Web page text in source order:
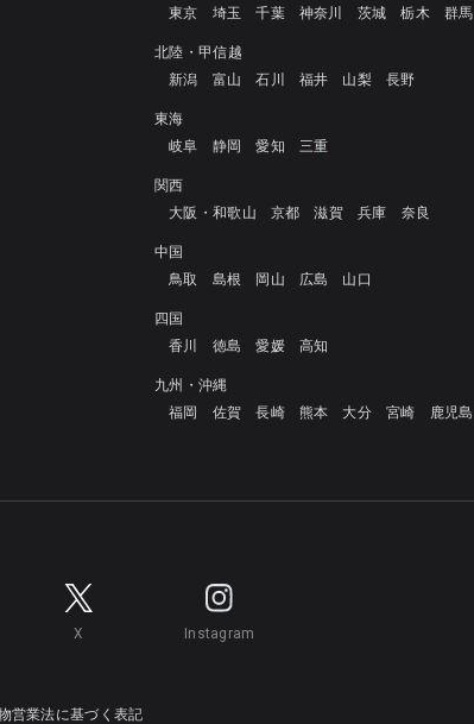
東京
埼玉 千葉 神奈川 茨城 栃木 群馬
北陸・甲信越
新潟
富山 石川 福井 山梨 長野
東海
岐阜
静岡 愛知 三重
関西
大阪・和歌山
京都 滋賀 兵庫 奈良
中国
鳥取
島根 岡山 広島 山口
四国
香川
徳島 愛媛 高知
九州・沖縄
福岡
佐賀 長崎 熊本 大分 宮崎 鹿児島
X Instagram
営業法に基づく表記